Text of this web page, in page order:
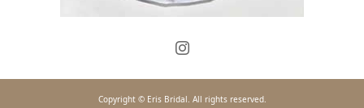
Copyright © Eris Bridal. All rights reserved.